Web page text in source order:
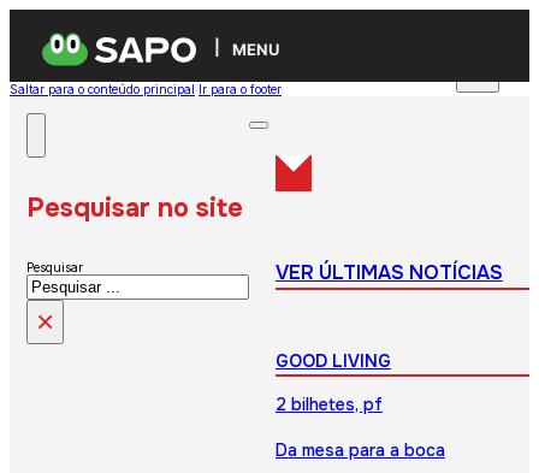
MENU
Saltar para o conteúdo principal Ir para o footer
Pesquisar no site
Pesquisar
×
VER ÚLTIMAS NOTÍCIAS
GOOD LIVING
2 bilhetes, pf
Da mesa para a boca